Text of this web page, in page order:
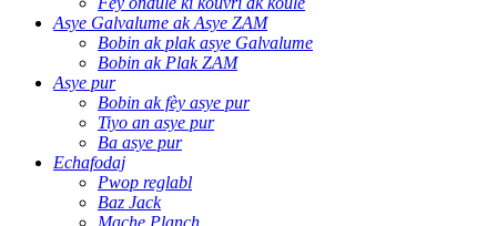
Asye Galvalume ak Asye ZAM
Bobin ak plak asye Galvalume
Bobin ak Plak ZAM
Asye pur
Bobin ak fèy asye pur
Tiyo an asye pur
Ba asye pur
Echafodaj
Pwop reglabl
Baz Jack
Mache Planch